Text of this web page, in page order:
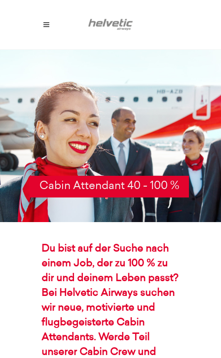
Cabin Attendant 40 - 100 %
Du bist auf der Suche nach
einem Job, der zu 100 % zu
dir und deinem Leben passt?
Bei Helvetic Airways suchen
wir neue, motivierte und
flugbegeisterte Cabin
Attendants. Werde Teil
unserer Cabin Crew und